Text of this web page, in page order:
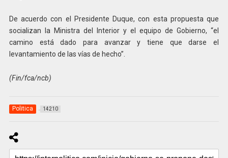
De acuerdo con el Presidente Duque, con esta propuesta que
socializan la Ministra del Interior y el equipo de Gobierno, “el
camino está dado para avanzar y tiene que darse el
levantamiento de las vías de hecho”.
(Fin/fca/ncb)
Politica 14210